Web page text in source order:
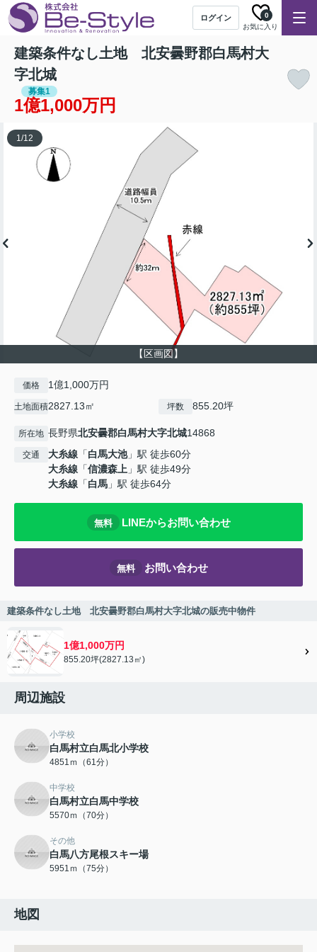
ログイン
お気に入り
0
建築条件なし土地 北安曇野郡白馬村大
字北城
募集1
1億1,000万円
【区画図】
1/12
価格 1億1,000万円
土地面積2827.13㎡ 坪数 855.20坪
所在地 長野県北安曇郡白馬村大字北城14868
交通 大糸線 「白馬大池」駅 徒歩60分
大糸線 「信濃森上 」駅 徒歩49分
大糸線 「白馬 」駅 徒歩64分
無料 LINEからお問い合わせ
無料 お問い合わせ
建築条件なし土地 北安曇野郡白馬村大字北城の販売中物件
1億1,000万円
855.20坪(2827.13㎡)
周辺施設
小学校
白馬村立白馬北小学校
4851ｍ（61分）
中学校
白馬村立白馬中学校
5570ｍ（70分）
その他
白馬八方尾根スキー場
5951ｍ（75分）
地図